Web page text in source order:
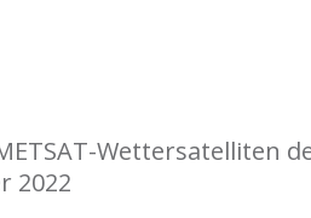
Wettersatelliten
2022